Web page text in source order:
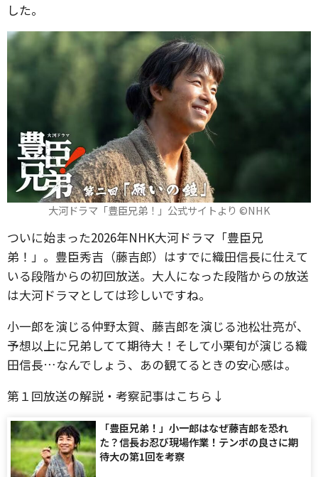
した。
大河ドラマ「豊臣兄弟！」公式サイトより ©️NHK
ついに始まった2026年NHK大河ドラマ「豊臣兄
弟！」。豊臣秀吉（藤吉郎）はすでに織田信長に仕えて
いる段階からの初回放送。大人になった段階からの放送
は大河ドラマとしては珍しいですね。
小一郎を演じる仲野太賀、藤吉郎を演じる池松壮亮が、
予想以上に兄弟してて期待大！そして小栗旬が演じる織
田信長…なんでしょう、あの観てるときの安心感は。
第１回放送の解説・考察記事はこちら↓
「豊臣兄弟！」小一郎はなぜ藤吉郎を恐れ
た？信長お忍び現場作業！テンポの良さに期
待大の第1回を考察